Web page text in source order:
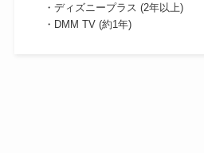
・ディズニープラス (2年以上)
・DMM TV (約1年)